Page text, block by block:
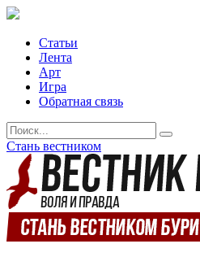
Статьи
Лента
Арт
Игра
Обратная связь
Стань вестником